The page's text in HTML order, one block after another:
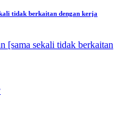
tidak berkaitan dengan kerja
[sama sekali tidak berkaitan